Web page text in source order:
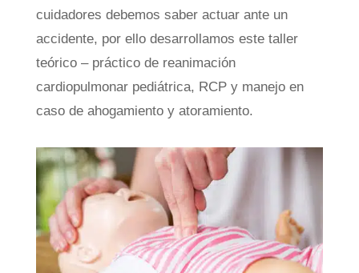
cuidadores debemos saber actuar ante un
accidente, por ello desarrollamos este taller
teórico – práctico de reanimación
cardiopulmonar pediátrica, RCP y manejo en
caso de ahogamiento y atoramiento.